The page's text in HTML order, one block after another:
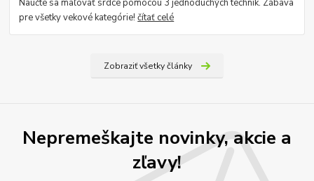
pre všetky vekové kategórie!čítať celé
Zobraziť všetky články
Nepremeškajte novinky, akcie a
zľavy!